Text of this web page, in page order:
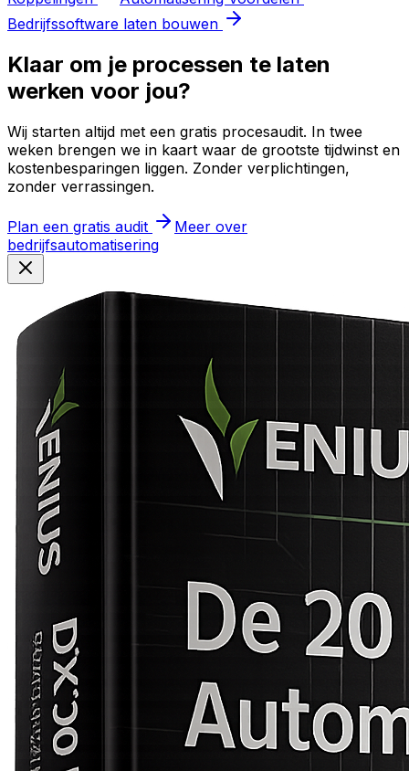
Bedrijfssoftware laten bouwen
Klaar om je processen te laten
werken voor jou?
Wij starten altijd met een gratis procesaudit. In twee
weken brengen we in kaart waar de grootste tijdwinst en
kostenbesparingen liggen. Zonder verplichtingen,
zonder verrassingen.
Plan een gratis audit
Meer over
bedrijfsautomatisering